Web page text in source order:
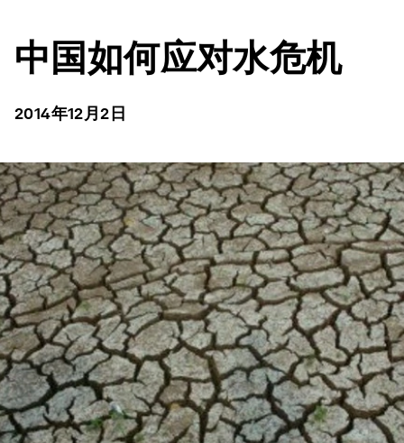
中国如何应对水危机
2014年12月2日